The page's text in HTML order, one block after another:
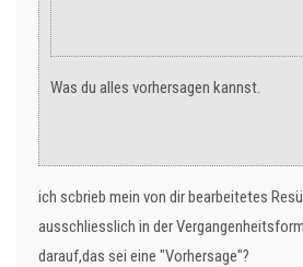
Was du alles vorhersagen kannst.
ich scbrieb mein von dir bearbeitetes
ausschliesslich in der
darauf,das sei eine "Vorhersage"?